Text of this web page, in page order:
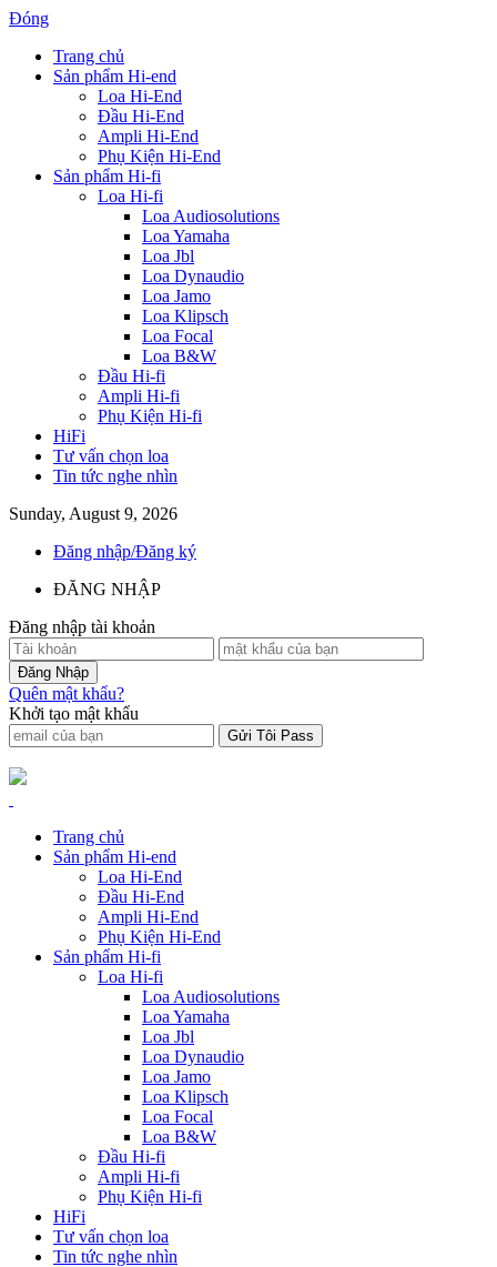
Đóng
Trang chủ
Sản phẩm Hi-end
Loa Hi-End
Đầu Hi-End
Ampli Hi-End
Phụ Kiện Hi-End
Sản phẩm Hi-fi
Loa Hi-fi
Loa Audiosolutions
Loa Yamaha
Loa Jbl
Loa Dynaudio
Loa Jamo
Loa Klipsch
Loa Focal
Loa B&W
Đầu Hi-fi
Ampli Hi-fi
Phụ Kiện Hi-fi
HiFi
Tư vấn chọn loa
Tin tức nghe nhìn
Sunday, August 9, 2026
Đăng nhập/Đăng ký
ĐĂNG NHẬP
Đăng nhập tài khoản
Quên mật khẩu?
Khởi tạo mật khẩu
Trang chủ
Sản phẩm Hi-end
Loa Hi-End
Đầu Hi-End
Ampli Hi-End
Phụ Kiện Hi-End
Sản phẩm Hi-fi
Loa Hi-fi
Loa Audiosolutions
Loa Yamaha
Loa Jbl
Loa Dynaudio
Loa Jamo
Loa Klipsch
Loa Focal
Loa B&W
Đầu Hi-fi
Ampli Hi-fi
Phụ Kiện Hi-fi
HiFi
Tư vấn chọn loa
Tin tức nghe nhìn